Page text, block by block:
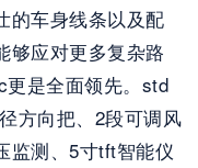
的车身线条以及配
够应对更多复杂路
是全面领先。std
方向把、2段可调风
监测、5寸tft智能仪